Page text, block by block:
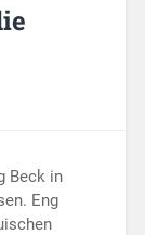
Beck in
Eng